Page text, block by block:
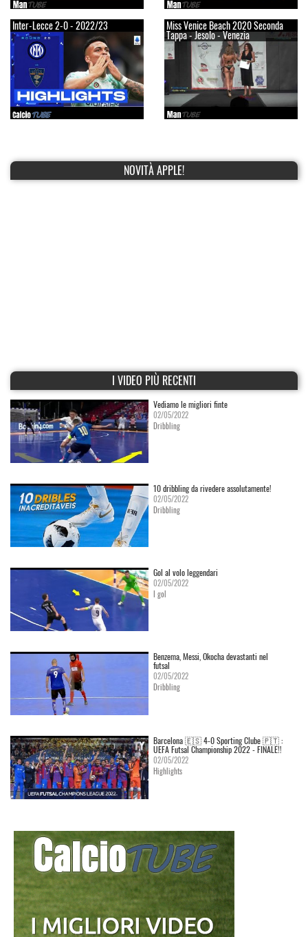
Inter-Lecce 2-0 - 2022/23 Miss Venice Beach 2020 Seconda
Tappa - Jesolo - Venezia
NOVITÀ APPLE!
I VIDEO PIÙ RECENTI
Vediamo le migliori finte
02/05/2022
Dribbling
10 dribbling da rivedere assolutamente!
02/05/2022
Dribbling
Gol al volo leggendari
02/05/2022
I gol
Benzema, Messi, Okocha devastanti nel
futsal
02/05/2022
Dribbling
Barcelona 🇪🇸 4-0 Sporting Clube 🇵🇹 :
UEFA Futsal Championship 2022 - FINALE!!
02/05/2022
Highlights